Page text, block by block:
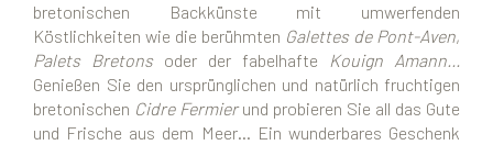
bretonischen Backkünste mit umwerfenden
Köstlichkeiten wie die berühmten Galettes de Pont-Aven,
Palets Bretonsoder der fabelhafte
Kouign Amann…
Genießen Sie den ursprünglichen und natürlich fruchtigen
bretonischen Cidre Fermierund probieren Sie all das Gute
und Frische aus dem Meer… Ein wunderbares Geschenk